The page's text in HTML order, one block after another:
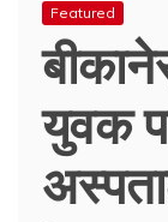
Featured
युवक